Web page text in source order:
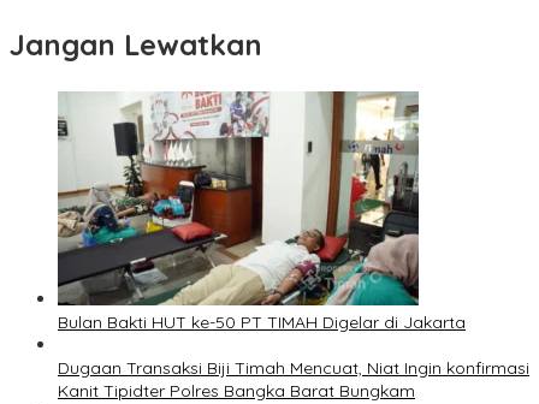
Jangan Lewatkan
Bulan Bakti HUT ke-50 PT TIMAH Digelar di Jakarta
Dugaan Transaksi Biji Timah Mencuat, Niat Ingin konfirmasi
Kanit Tipidter Polres Bangka Barat Bungkam